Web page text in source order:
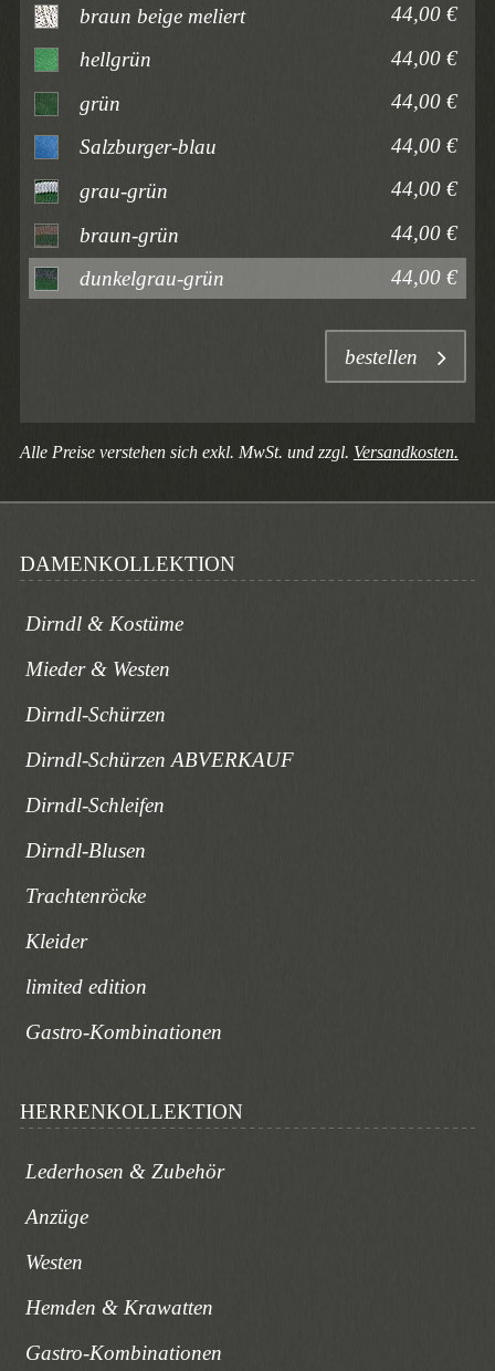
braun beige meliert
44,00 €
hellgrün
44,00 €
grün
44,00 €
Salzburger-blau
44,00 €
grau-grün
44,00 €
braun-grün
44,00 €
dunkelgrau-grün
44,00 €
bestellen
Alle Preise verstehen sich exkl. MwSt. und zzgl. Versandkosten.
DAMENKOLLEKTION
Dirndl & Kostüme
Mieder & Westen
Dirndl-Schürzen
Dirndl-Schürzen ABVERKAUF
Dirndl-Schleifen
Dirndl-Blusen
Trachtenröcke
Kleider
limited edition
Gastro-Kombinationen
HERRENKOLLEKTION
Lederhosen & Zubehör
Anzüge
Westen
Hemden & Krawatten
Gastro-Kombinationen